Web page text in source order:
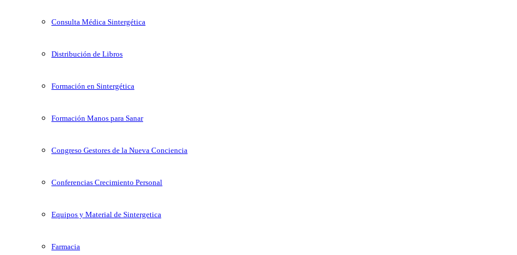
Consulta Médica Sintergética
Distribución de Libros
Formación en Sintergética
Formación Manos para Sanar
Congreso Gestores de la Nueva Conciencia
Conferencias Crecimiento Personal
Equipos y Material de Sintergetica
Farmacia